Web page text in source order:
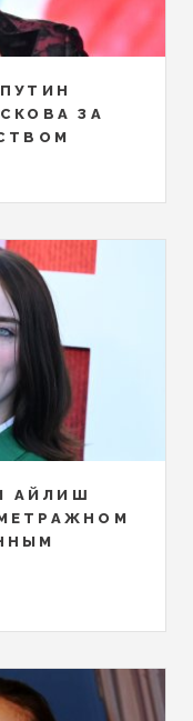
ЗА
АЙЛИШ